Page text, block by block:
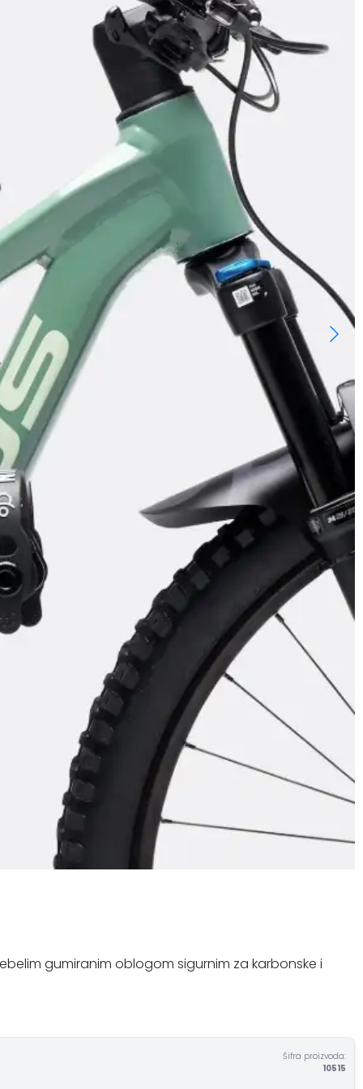
gumiranim oblogom sigurnim za karbonske i
Šifra proizvoda:
10515